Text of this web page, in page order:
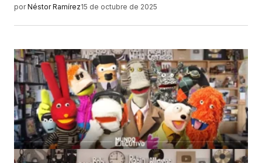
por Néstor Ramírez15 de octubre de 2025